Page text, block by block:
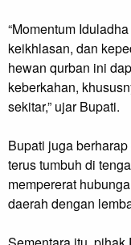
“Momentum
keikhlasan, dan
hewan qurban ini
keberkahan,
sekitar,” ujar Bupati.
Bupati juga
terus tumbuh di
mempererat
daerah dengan